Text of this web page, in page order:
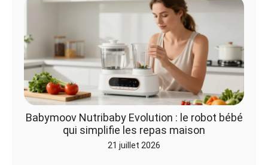
Babymoov Nutribaby Evolution : le robot bébé
qui simplifie les repas maison
21 juillet 2026